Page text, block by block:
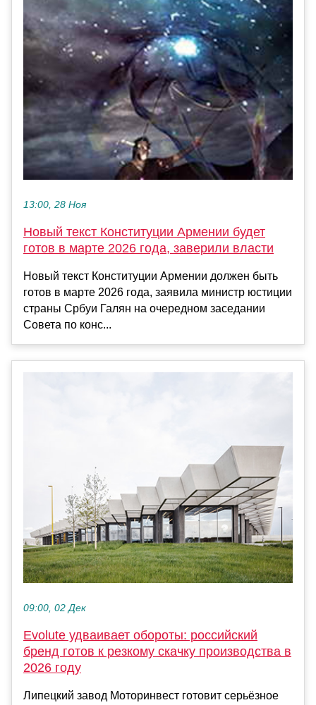
13:00, 28 Ноя
Новый текст Конституции Армении будет
готов в марте 2026 года, заверили власти
Новый текст Конституции Армении должен быть
готов в марте 2026 года, заявила министр юстиции
страны Србуи Галян на очередном заседании
Совета по конс...
09:00, 02 Дек
Evolute удваивает обороты: российский
бренд готов к резкому скачку производства в
2026 году
Липецкий завод Моторинвест готовит серьёзное